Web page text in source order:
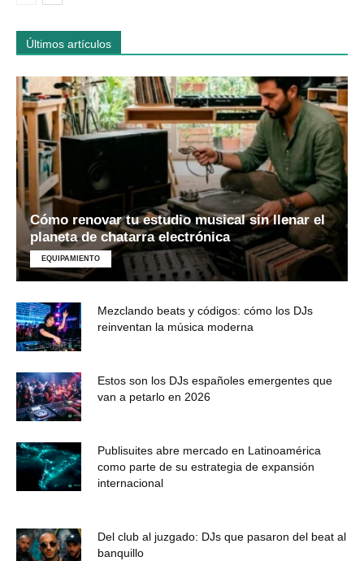
Últimos artículos
Cómo renovar tu estudio musical sin llenar el
planeta de chatarra electrónica
EQUIPAMIENTO
Mezclando beats y códigos: cómo los DJs
reinventan la música moderna
Estos son los DJs españoles emergentes que
van a petarlo en 2026
Publisuites abre mercado en Latinoamérica
como parte de su estrategia de expansión
internacional
Del club al juzgado: DJs que pasaron del beat al
banquillo